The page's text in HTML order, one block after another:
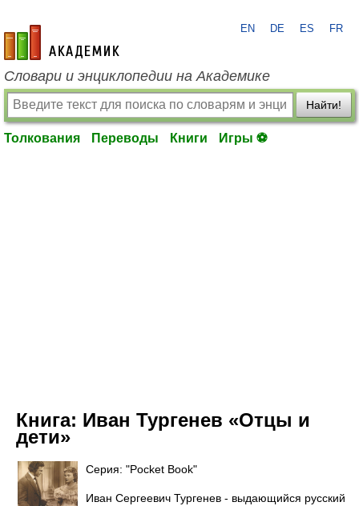
academic.ru
EN DE ES FR
Словари и энциклопедии на Академике
Найти!
Толкования Переводы Книги Игры ⚽
Книга: Иван Тургенев «Отцы и
дети»
Серия: "Pocket Book"
Иван Сергеевич Тургенев - выдающийся русский